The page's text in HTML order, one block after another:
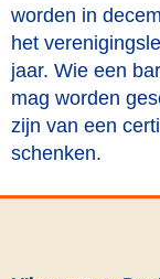
worden in
het
jaar. Wie een
mag worden
zijn van een
schenken.